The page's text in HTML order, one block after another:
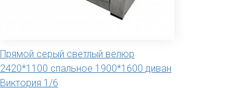
Прямой серый светлый велюр
2420*1100 спальное 1900*1600 диван
Виктория 1/6